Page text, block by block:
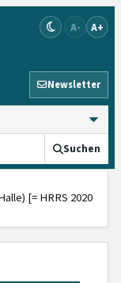
A- A+
Newsletter
Suchen
[= HRRS 2020